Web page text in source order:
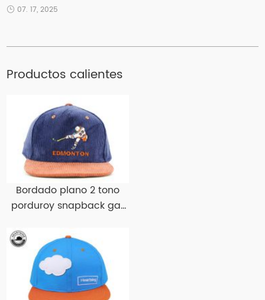
07. 17, 2025
Productos calientes
Bordado plano 2 tono
porduroy snapback gat